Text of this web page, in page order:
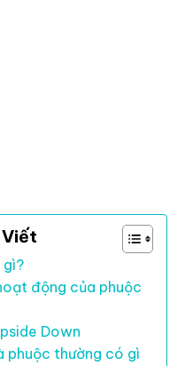
Viết
gì?
động của phuộc
Down
phuộc thường có gì